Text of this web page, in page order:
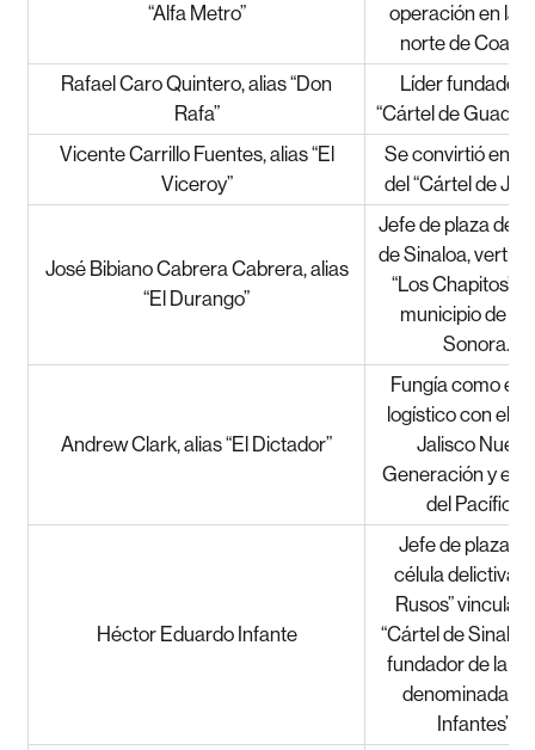
“Alfa Metro”
operación en la
norte de
Rafael Caro Quintero, alias “Don
Rafa”
Líder fundador
“Cártel de
Vicente Carrillo Fuentes, alias “El
Viceroy”
Se convirtió en el
del “Cártel de
José Bibiano Cabrera Cabrera, alias
“El Durango”
Jefe de plaza del
de Sinaloa,
“Los Chapitos”,
municipio de
Sonora.
Andrew Clark, alias “El Dictador”
Fungía como
logístico con el
Jalisco Nueva
Generación y el
del Pacífico.
Héctor Eduardo Infante
Jefe de plaza
célula delictiva
Rusos”
“Cártel de
fundador de la
denominada
Infantes”.